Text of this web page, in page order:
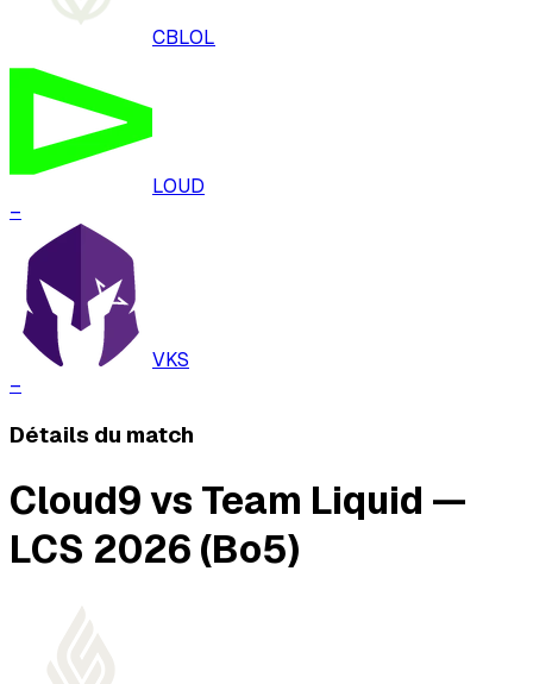
CBLOL
LOUD
–
VKS
–
Détails du match
Cloud9 vs Team Liquid —
LCS 2026 (Bo5)